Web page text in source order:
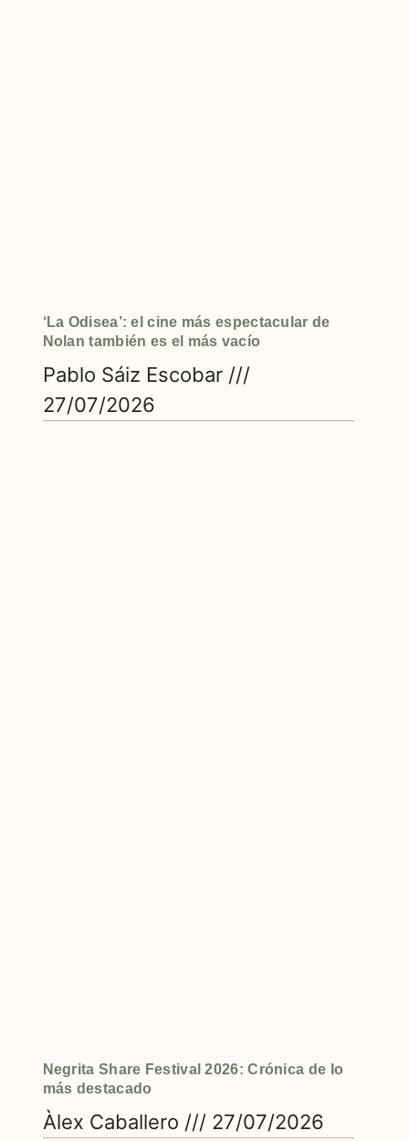
‘La Odisea’: el cine más espectacular de
Nolan también es el más vacío
Pablo Sáiz Escobar
27/07/2026
Negrita Share Festival 2026: Crónica de lo
más destacado
Àlex Caballero 27/07/2026